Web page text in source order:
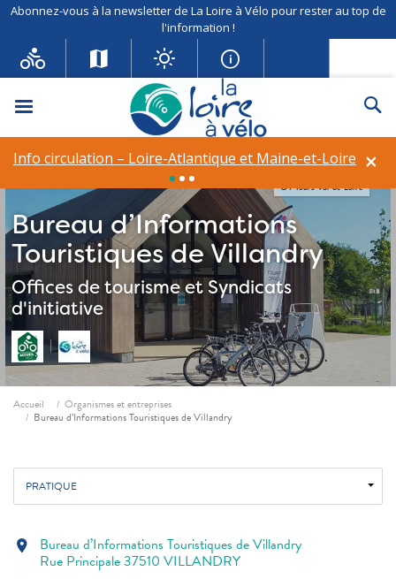
Abonnez-vous à la newsletter de La Loire à Vélo pour rester au top de
l'information !
Menu
×
Info circulation – Loire-Atlantique et Maine-et-Loire
Bureau d’Informations
Touristiques de Villandry
Offices de tourisme et Syndicats
d'initiative
OT Tours Val de Loire
Fil d'ariane
Accueil
Organismes et entreprises
Bureau d’Informations Touristiques de Villandry
PRATIQUE
location_on Bureau d’Informations Touristiques de Villandry
Rue Principale 37510 VILLANDRY